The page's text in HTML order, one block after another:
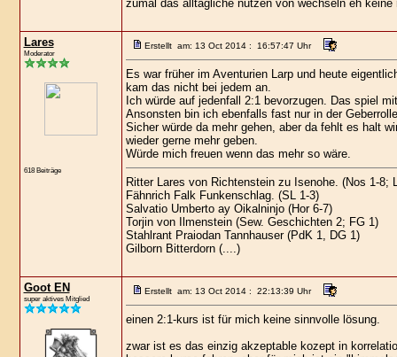
zumal das alltägliche nutzen von wechseln eh
Lares
Moderator
618 Beiträge
Erstellt am: 13 Oct 2014 : 16:57:47 Uhr
Es war früher im Aventurien Larp und heute
kam das nicht bei jedem an.
Ich würde auf jedenfall 2:1 bevorzugen. Das spiel
Ansonsten bin ich ebenfalls fast nur in der
Sicher würde da mehr gehen, aber da fehlt es halt
wieder gerne mehr geben.
Würde mich freuen wenn das mehr so wäre.
Ritter Lares von Richtenstein zu Isenohe. (Nos 1-
Fähnrich Falk Funkenschlag. (SL 1-3)
Salvatio Umberto ay Oikalninjo (Hor 6-7)
Torjin von Ilmenstein (Sew. Geschichten 2; FG 1)
Stahlrant Praiodan Tannhauser (PdK 1, DG 1)
Gilborn Bitterdorn (....)
Goot EN
super aktives Mitglied
Erstellt am: 13 Oct 2014 : 22:13:39 Uhr
einen 2:1-kurs ist für mich keine sinnvolle lösung.
zwar ist es das einzig akzeptable kozept in